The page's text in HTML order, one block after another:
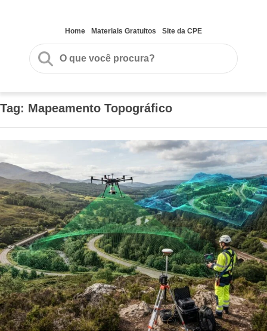
Home Materiais Gratuitos Site da CPE
Tag: Mapeamento Topográfico